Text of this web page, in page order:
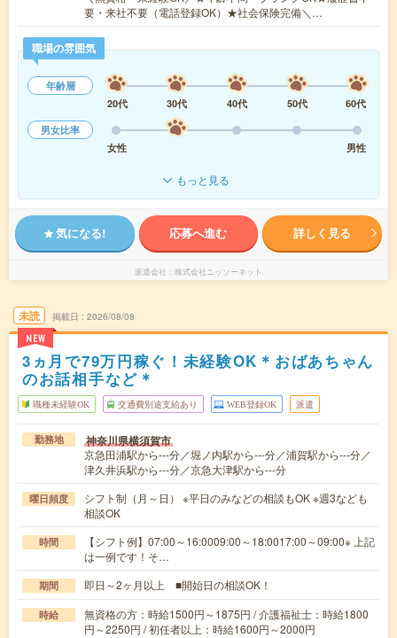
要・来社不要（電話登録OK）★社会保険完備＼…
職場の雰囲気
年齢層
20代
30代 40代 50代
60代
男女比率
女性
男性
もっと見る
気になる! 応募へ進む 詳しく見る
派遣会社 株式会社ニッソーネット
未読
NEW
掲載日 2026/08/08
3ヵ月で79万円稼ぐ！未経験OK＊おばあちゃん
のお話相手など＊
職種未経験OK 交通費別途支給あり WEB登録OK 派遣
勤務地 神奈川県横須賀市
京急田浦駅から---分／堀ノ内駅から---分／浦賀駅から---分／
津久井浜駅から---分／京急大津駅から---分
曜日頻度
シフト制（月～日） ※平日のみなどの相談もOK ※週3なども
相談OK
時間
【シフト例】07:00～16:0009:00～18:0017:00～09:00※ 上記
は一例です！そ…
期間 即日～2ヶ月以上 ■開始日の相談OK！
時給
無資格の方：時給1500円～1875円 / 介護福祉士：時給1800
円～2250円 / 初任者以上：時給1600円～2000円